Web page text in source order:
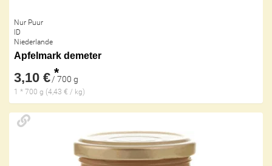
Nur Puur
ID
Niederlande
Apfelmark demeter
3,10 € *
/ 700 g
1 * 700 g (4,43 € / kg)